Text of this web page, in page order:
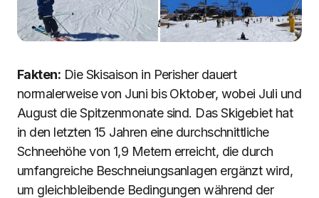
Perisher, New South Wales, Australien
Fakten: Die Skisaison in Perisher dauert
normalerweise von Juni bis Oktober, wobei Juli und
August die Spitzenmonate sind. Das Skigebiet hat
in den letzten 15 Jahren eine durchschnittliche
Schneehöhe von 1,9 Metern erreicht, die durch
umfangreiche Beschneiungsanlagen ergänzt wird,
um gleichbleibende Bedingungen während der